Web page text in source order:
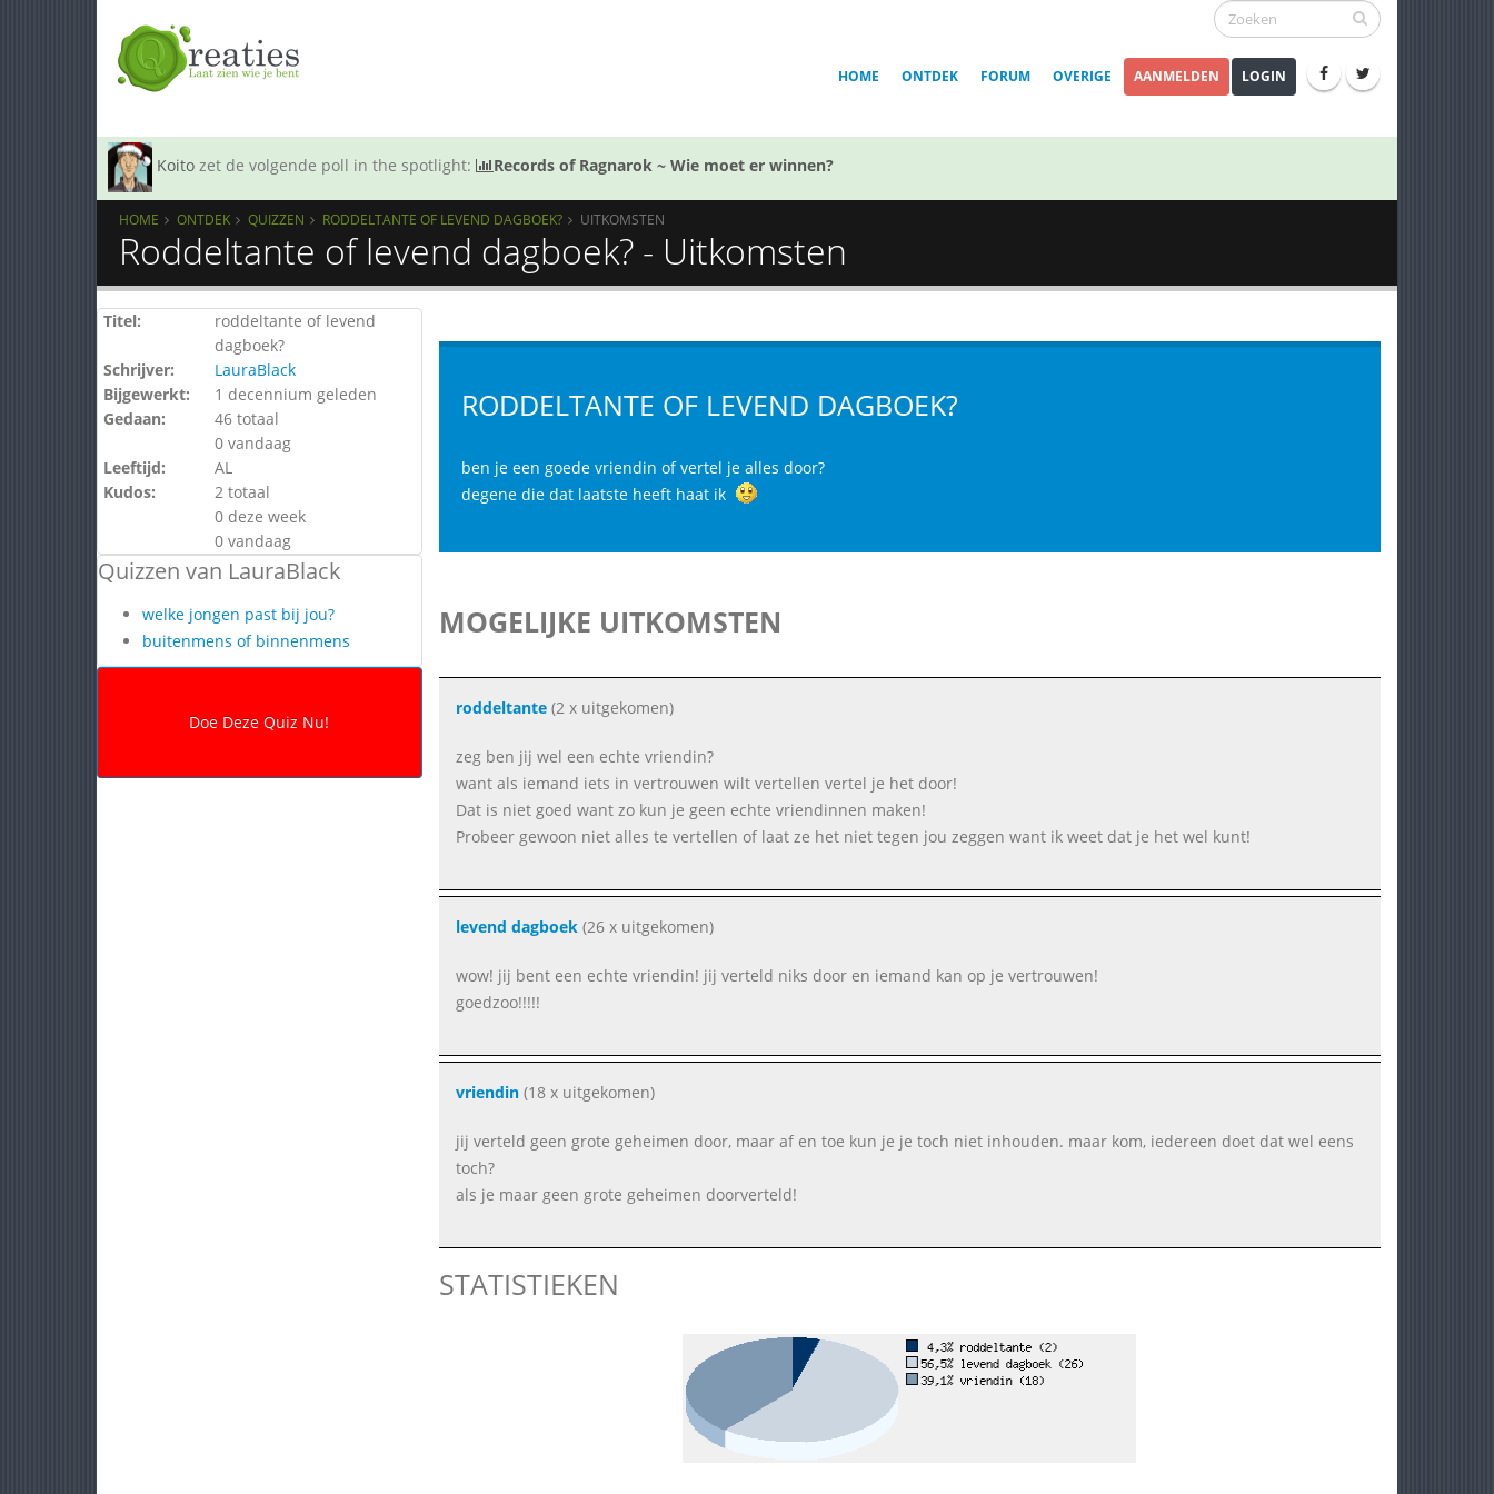
HOME ONTDEK FORUM OVERIGE AANMELDEN LOGIN
Koito zet de volgende poll in the spotlight: Records of Ragnarok ~ Wie moet er winnen?
HOME ONTDEK QUIZZEN RODDELTANTE OF LEVEND DAGBOEK? UITKOMSTEN
Roddeltante of levend dagboek? - Uitkomsten
Titel:
roddeltante of levend
dagboek?
Schrijver:
LauraBlack
Bijgewerkt:
1 decennium geleden
Gedaan:
46 totaal
0 vandaag
Leeftijd:
AL
Kudos:
2 totaal
0 deze week
0 vandaag
Quizzen van LauraBlack
welke jongen past bij jou?
buitenmens of binnenmens
RODDELTANTE OF LEVEND DAGBOEK?
ben je een goede vriendin of vertel je alles door?
degene die dat laatste heeft haat ik
MOGELIJKE UITKOMSTEN
roddeltante(2 x uitgekomen)
zeg ben jij wel een echte vriendin?
want als iemand iets in vertrouwen wilt vertellen vertel je het door!
Dat is niet goed want zo kun je geen echte vriendinnen maken!
Probeer gewoon niet alles te vertellen of laat ze het niet tegen jou zeggen want ik weet dat je het wel kunt!
levend dagboek(26 x uitgekomen)
wow! jij bent een echte vriendin! jij verteld niks door en iemand kan op je vertrouwen!
goedzoo!!!!!
vriendin(18 x uitgekomen)
jij verteld geen grote geheimen door, maar af en toe kun je je toch niet inhouden. maar kom, iedereen doet dat wel eens
toch?
als je maar geen grote geheimen doorverteld!
STATISTIEKEN